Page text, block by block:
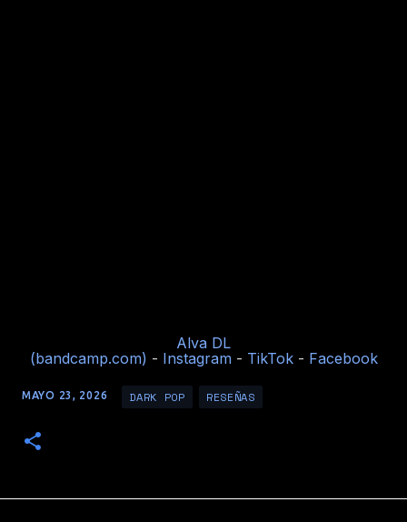
Alva DL
(bandcamp.com) - Instagram- TikTok- Facebook
MAYO 23, 2026 DARK POP RESEÑAS